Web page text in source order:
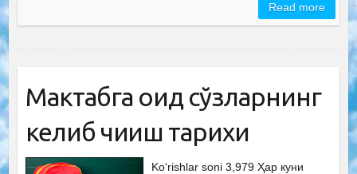
Read more
Мактабга оид сўзларнинг
келиб чиқиш тарихи
Ko‘rishlar soni 3,979 Ҳар куни